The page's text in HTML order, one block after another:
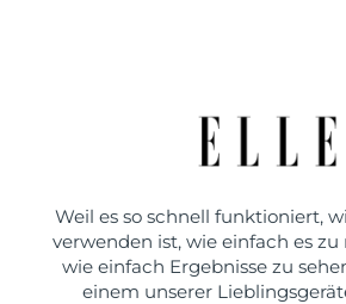
Weil es so schnell funktioniert,
verwenden ist, wie einfach es
wie einfach Ergebnisse zu
einem unserer